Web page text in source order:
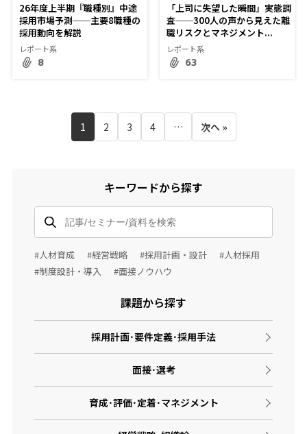
26年度上半期『職種別』中途
採用市場予測──主要8職種の
採用動向を解説
レポート系
8
「上司に失望した瞬間」実態調
査──300人の声から見えた離
職リスクとマネジメント...
レポート系
63
1 2 3 4 … 次へ »
キーワードから探す
#人材育成 #経営戦略 #採用計画・設計
#人材採用
#制度設計・導入
#面接ノウハウ
課題から探す
採用計画･要件定義･採用手法
面接･選考
育成･評価･定着･マネジメント